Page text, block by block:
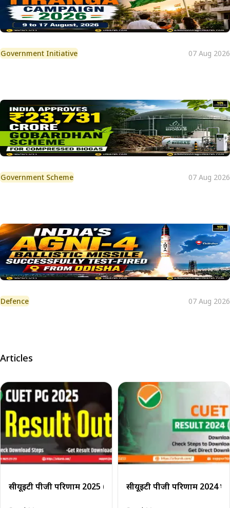
Government Initiative 07 Aug 2026
Government Scheme 07 Aug 2026
Defence 07 Aug 2026
Articles
सीयूईटी पीजी परिणाम 2025 (घोषित): अपना स्कोरकार्ड डाउनलोड करें
सीयूईटी पीजी परिणाम 2024